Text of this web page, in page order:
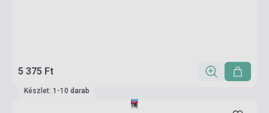
5 375 Ft
Készlet: 1-10 darab